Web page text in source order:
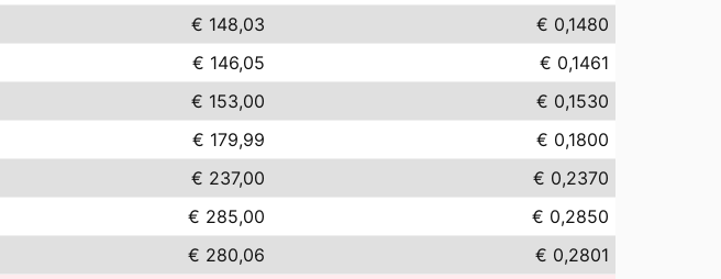
€ 148,03
€ 0,1480
€ 146,05
€ 0,1461
€ 153,00
€ 0,1530
€ 179,99
€ 0,1800
€ 237,00
€ 0,2370
€ 285,00
€ 0,2850
€ 280,06
€ 0,2801